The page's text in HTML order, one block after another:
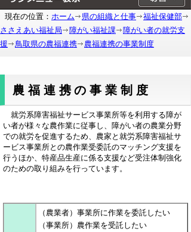
現在の位置： ホーム 県の組織と仕事
福祉保健部
ささえあい福祉局
障がい福祉課
障がい者の就労支
援
鳥取県の農福連携 農福連携の事業制度
農福連携の事業制度
就労系障害福祉サービス事業所等を利用する障が
い者が様々な農作業に従事し、障がい者の農業分野
での就労を促進するため、農家と就労系障害福祉サ
ービス事業所との農作業受委託のマッチング支援を
行うほか、特産品生産に係る支援など受注体制強化
のための取り組みを行っています。
（農業者）事業所に作業を委託したい
（事業所）農作業を受託したい